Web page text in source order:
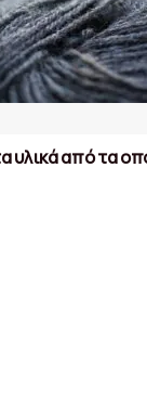
υλικά από τα